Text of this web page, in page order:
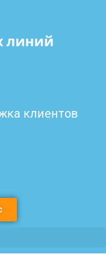
клиентов